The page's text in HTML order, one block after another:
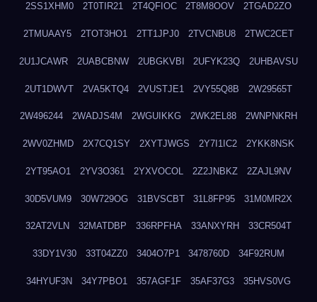
2SS1XHM0 2T0TIR21 2T4QFIOC 2T8M8OOV 2TGAD2ZO
2TMUAAY5 2TOT3HO1 2TT1JPJ0 2TVCNBU8 2TWC2CET
2U1JCAWR 2UABCBNW 2UBGKVBI 2UFYK23Q 2UHBAVSU
2UT1DWVT 2VA5KTQ4 2VUSTJE1 2VY55Q8B 2W29565T
2W496244 2WADJS4M 2WGUIKKG 2WK2EL88 2WNPNKRH
2WV0ZHMD 2X7CQ1SY 2XYTJWGS 2Y7I1IC2 2YKK8NSK
2YT95AO1 2YV3O361 2YXVOCOL 2Z2JNBKZ 2ZAJL9NV
30D5VUM9 30W729OG 31BVSCBT 31L8FP95 31M0MR2X
32AT2VLN 32MATDBP 336RPFHA 33ANXYRH 33CR504T
33DY1V30 33T04ZZ0 3404O7P1 3478760D 34F92RUM
34HYUF3N 34Y7PBO1 357AGF1F 35AF37G3 35HVS0VG